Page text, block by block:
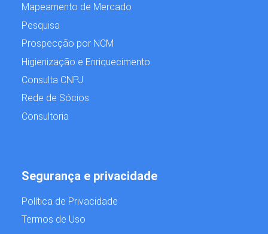
Mapeamento de Mercado
Pesquisa
Prospecção por NCM
Higienização e Enriquecimento
Consulta CNPJ
Rede de Sócios
Consultoria
Segurança e privacidade
Política de Privacidade
Termos de Uso